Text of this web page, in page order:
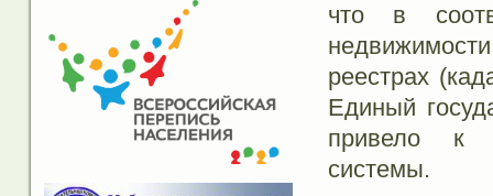
что в
реестрах
Единый
привело к
системы.